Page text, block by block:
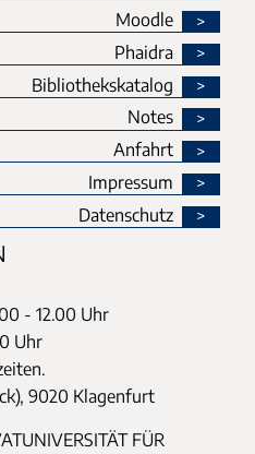
Moodle
Phaidra
Bibliothekskatalog
Notes
Anfahrt
Impressum
Datenschutz
- 12.00 Uhr
Uhr
9020 Klagenfurt
FÜR